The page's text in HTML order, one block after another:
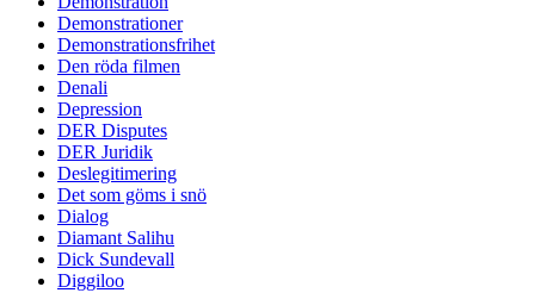
Demonstrationer
Demonstrationsfrihet
Den röda filmen
Denali
Depression
DER Disputes
DER Juridik
Deslegitimering
Det som göms i snö
Dialog
Diamant Salihu
Dick Sundevall
Diggiloo